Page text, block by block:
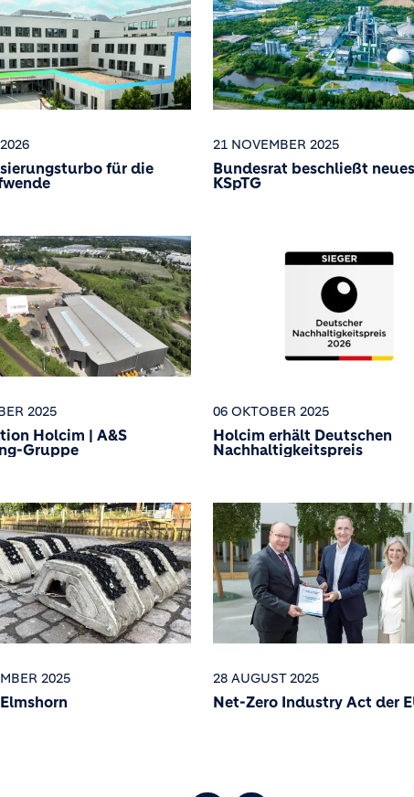
für die
21 NOVEMBER 2025
Bundesrat beschließt neues
KSpTG
2025
Holcim | A&S
Gruppe
06 OKTOBER 2025
Holcim erhält Deutschen
Nachhaltigkeitspreis
2025 28 AUGUST 2025
Net-Zero Industry Act der